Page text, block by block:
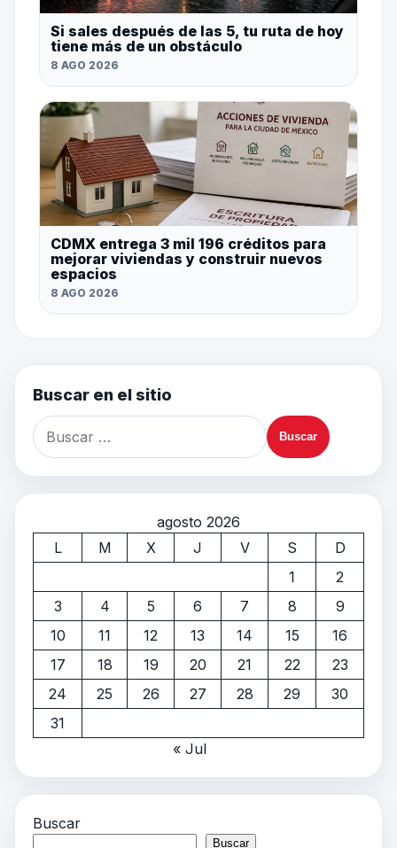
Si sales después de las 5, tu ruta de hoy
tiene más de un obstáculo
8 AGO 2026
CDMX entrega 3 mil 196 créditos para
mejorar viviendas y construir nuevos
espacios
8 AGO 2026
Buscar en el sitio
agosto 2026
L
M X J V S
D
1
2
3
4 5 6 7 8
9
10
11 12 13 14 15
16
17
18 19 20 21 22
23
24
25 26 27 28 29
30
31
« Jul
Buscar
Buscar